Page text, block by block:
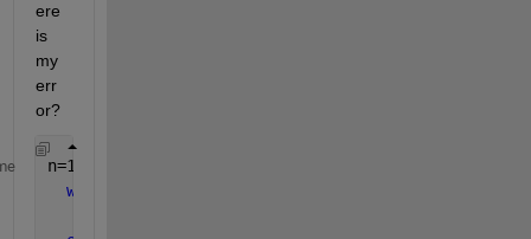
ere
is
my
err
or?
n=1;
while